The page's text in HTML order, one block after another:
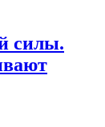
силы.